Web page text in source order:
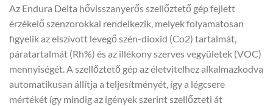
Az Endura Delta hővisszanyerős szellőztető gép fejlett
érzékelő szenzorokkal rendelkezik, melyek folyamatosan
figyelik az elszívott levegő szén-dioxid (Co2) tartalmát,
páratartalmát (Rh%) és az illékony szerves vegyületek (VOC)
mennyiségét. A szellőztető gép az életvitelhez alkalmazkodva
automatikusan állítja a teljesítményét, így a légcsere
mértékét így mindig az igények szerint szellőzteti át